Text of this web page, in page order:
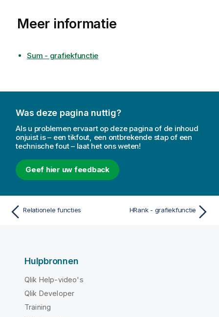
Meer informatie
Sum - grafiekfunctie
Was deze pagina nuttig?
Als u problemen ervaart op deze pagina of de inhoud
onjuist is – een tikfout, een ontbrekende stap of een
technische fout – laat het ons weten!
Geef hier uw feedback
Relationele functies HRank - grafiekfunctie
Hulpbronnen
Qlik Help-video's
Qlik Developer
Training